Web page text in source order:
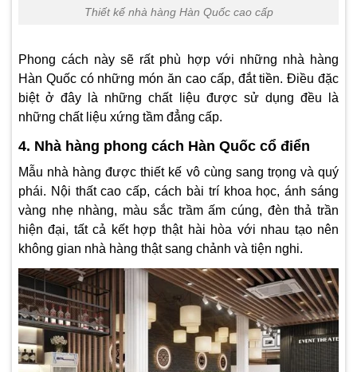
Thiết kế nhà hàng Hàn Quốc cao cấp
Phong cách này sẽ rất phù hợp với những nhà hàng
Hàn Quốc có những món ăn cao cấp, đắt tiền. Điều đặc
biệt ở đây là những chất liệu được sử dụng đều là
những chất liệu xứng tầm đẳng cấp.
4. Nhà hàng phong cách Hàn Quốc cổ điển
Mẫu nhà hàng được thiết kế vô cùng sang trọng và quý
phái. Nội thất cao cấp, cách bài trí khoa học, ánh sáng
vàng nhẹ nhàng, màu sắc trầm ấm cúng, đèn thả trần
hiện đại, tất cả kết hợp thật hài hòa với nhau tạo nên
không gian nhà hàng thật sang chảnh và tiện nghi.